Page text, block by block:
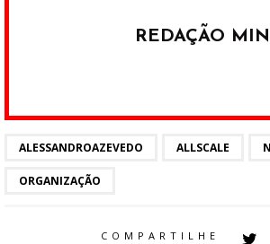
REDAÇÃO
ALESSANDROAZEVEDO ALLSCALE
ORGANIZAÇÃO
COMPARTILHE